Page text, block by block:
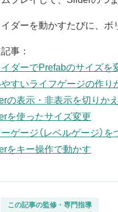
イダーを動かすたびに、ボ
事：
イダーでPrefabのサイズを
すいライフゲージの作り
の表示・非表示を切りかえ
を使ったサイズ変更
ゲージ（レベルゲージ）を
をキー操作で動かす
この記事の監修・専門指導